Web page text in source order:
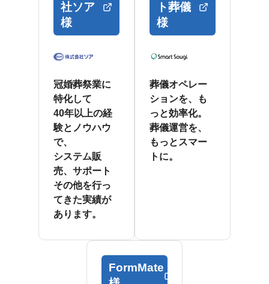
社ソア
様
冠婚葬祭業に
特化して
40年以上の経
験とノウハウ
で、
システム販
売、サポート
その他を行っ
てきた実績が
あります。
ト葬儀
様
葬儀オペレー
ションを、も
っと効率化。
葬儀運営を、
もっとスマー
トに。
FormMate